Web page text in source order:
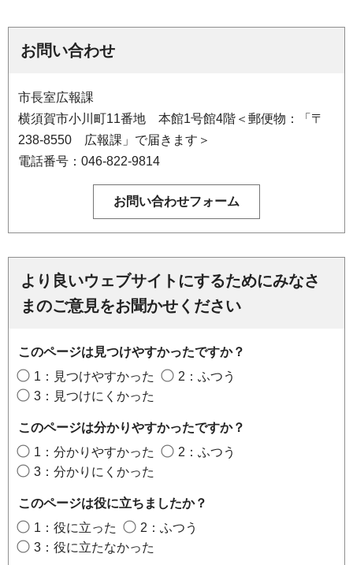
お問い合わせ
市長室広報課
横須賀市小川町11番地 本館1号館4階＜郵便物：「〒
238-8550 広報課」で届きます＞
電話番号：046-822-9814
より良いウェブサイトにするためにみなさ
まのご意見をお聞かせください
このページは見つけやすかったですか？
1：見つけやすかった
2：ふつう
3：見つけにくかった
このページは分かりやすかったですか？
1：分かりやすかった
2：ふつう
3：分かりにくかった
このページは役に立ちましたか？
1：役に立った
2：ふつう
3：役に立たなかった